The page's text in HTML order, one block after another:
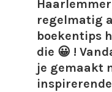
regelmatig
boekentips
die 😀 !
je gemaakt